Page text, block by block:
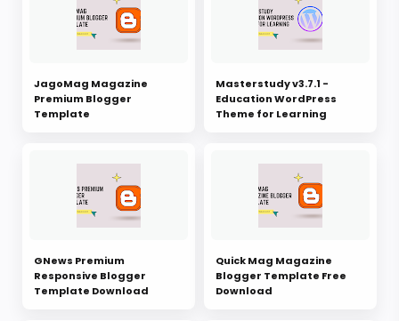
JagoMag Magazine
Premium Blogger
Template
Masterstudy v3.7.1 -
Education WordPress
Theme for Learning
GNews Premium
Responsive Blogger
Template Download
Quick Mag Magazine
Blogger Template Free
Download